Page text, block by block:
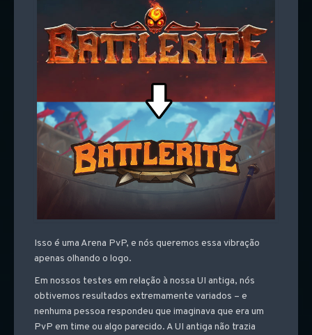
Isso é uma Arena PvP, e nós queremos essa vibração
apenas olhando o logo.
Em nossos testes em relação à nossa UI antiga, nós
obtivemos resultados extremamente variados – e
nenhuma pessoa respondeu que imaginava que era um
PvP em time ou algo parecido. A UI antiga não trazia